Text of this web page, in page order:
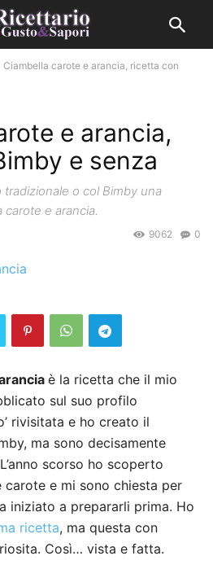
Ciambella carote e arancia, ricetta con
e arancia,
e senza
o col Bimby una
e arancia.
0
9062
è la ricetta che il mio
sul suo profilo
rivisitata e ho creato il
ma sono decisamente
scorso ho scoperto
e mi sono chiesta per
iniziato a prepararli prima. Ho
ricetta, ma questa con
Così… vista e fatta.